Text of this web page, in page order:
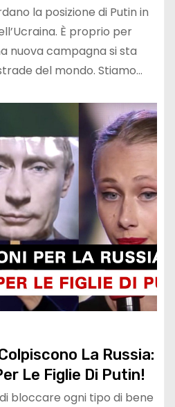
la posizione di Putin in
È proprio per
nuova campagna si sta
del mondo. Stiamo…
La Russia:
Le Figlie Di Putin!
bloccare ogni tipo di bene